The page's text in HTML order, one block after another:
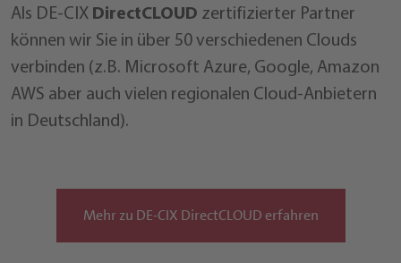
Als DE-CIX DirectCLOUD zertifizierter Partner
können wir Sie in über 50 verschiedenen Clouds
verbinden (z.B. Microsoft Azure, Google, Amazon
AWS aber auch vielen regionalen Cloud-Anbietern
in Deutschland).
Mehr zu DE-CIX DirectCLOUD erfahren